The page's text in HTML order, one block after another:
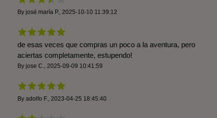
By josé maría P. 2025-10-10 11:39:12
de esas veces que compras un poco a la aventura, pero
aciertas completamente, estupendo!
By jose C. 2025-09-09 10:41:59
By adolfo F. 2023-04-25 18:45:40